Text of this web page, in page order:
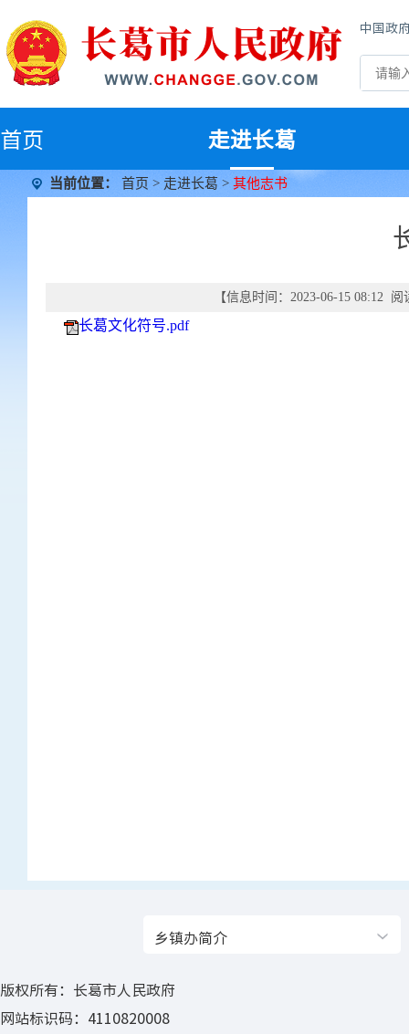
中国政
首页 走进长葛
当前位置： 首页 > 走进长葛 > 其他志书
【信息时间：2023-06-15 08:12
长葛文化符号.pdf
乡镇办简介
版权所有：长葛市人民政府
网站标识码：4110820008